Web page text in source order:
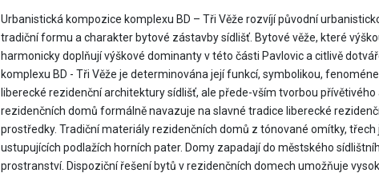
Urbanistická kompozice komplexu BD – Tři Věže rozvíjí původní
tradiční formu a charakter bytové zástavby sídlišť. Bytové věže, které
harmonicky doplňují výškové dominanty v této části Pavlovic a citlivě
komplexu BD - Tři Věže je determinována její funkcí, symbolikou,
liberecké rezidenční architektury sídlišť, ale přede-vším tvorbou
rezidenčních domů formálně navazuje na slavné tradice liberecké
prostředky. Tradiční materiály rezidenčních domů z tónované omítky,
ustupujících podlažích horních pater. Domy zapadají do městského
prostranství. Dispoziční řešení bytů v rezidenčních domech umožňuje